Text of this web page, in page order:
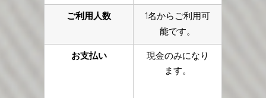
ご利用人数
1名からご利用可
能です。
お支払い
現金のみになり
ます。